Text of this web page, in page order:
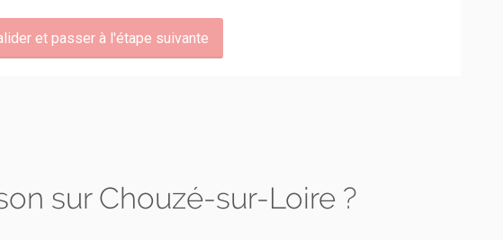
sur Chouzé-sur-Loire ?